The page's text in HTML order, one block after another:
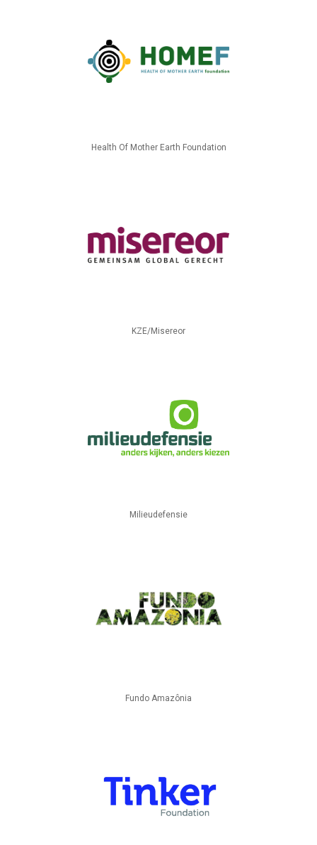
Health Of Mother Earth Foundation
KZE/Misereor
Milieudefensie
Fundo Amazônia